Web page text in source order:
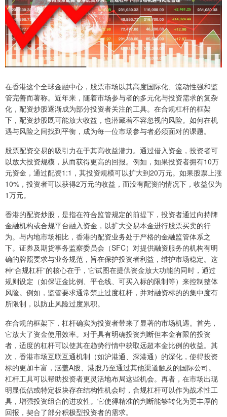
在香港这个全球金融中心，股票市场以其高度国际化、流动性强和监
管完善而著称。近年来，随着市场参与者的多元化与投资需求的复杂
化，配资炒股逐渐成为部分投资者关注的工具。在合规杠杆的框架
下，配资炒股既可能放大收益，也潜藏着不容忽视的风险。如何在机
遇与风险之间找到平衡，成为每一位市场参与者必须面对的课题。
股票配资交易的吸引力在于其高收益潜力。通过借入资金，投资者可
以放大投资规模，从而获得更高的回报。例如，如果投资者拥有10万
元资金，通过配资1:1，其投资规模可以扩大到20万元。如果股票上涨
10%，投资者可以获得2万元的收益，而没有配资的情况下，收益仅为
1万元。
香港的配资炒股，是指在符合监管规定的前提下，投资者通过向持牌
金融机构或合规平台融入资金，以扩大交易本金进行股票买卖的行
为。与内地市场相比，香港的配资业务处于严格的金融监管体系之
下。证券及期货事务监察委员会（SFC）对提供融资服务的机构有明
确的牌照要求与业务规范，旨在保护投资者利益，维护市场稳定。这
种“合规杠杆”的核心在于，它试图在提供资金放大功能的同时，通过
规则设定（如保证金比例、平仓线、可买入标的限制等）来控制整体
风险。例如，监管要求通常禁止过度杠杆，并对融资标的的集中度有
所限制，以防止风险过度累积。
在合规的框架下，杠杆确实为投资者带来了显著的市场机遇。首先，
它放大了资金使用效率。对于具有明确投资判断但本金有限的投资
者，适度的杠杆可以使其在趋势行情中获取远超本金比例的收益。其
次，香港市场互联互通机制（如沪港通、深港通）的深化，使得投资
标的更加丰富，涵盖A股、港股乃至通过其他渠道触及的国际公司。
杠杆工具可以帮助投资者更灵活地布局这些机会。再者，在市场出现
明显低估或特定板块存在结构性机会时，合规杠杆可以作为战术性工
具，增强投资组合的进攻性。它使得精准的判断能够转化为更丰厚的
回报，契合了部分积极型投资者的需求。